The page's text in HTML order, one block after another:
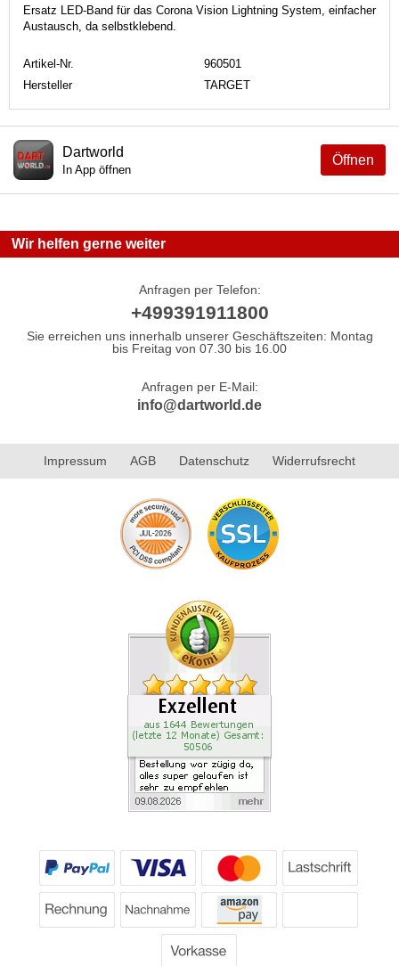
Ersatz LED-Band für das Corona Vision Lightning System, einfacher
Austausch, da selbstklebend.
Artikel-Nr.
960501
Hersteller
TARGET
Öffnen
Dartworld
In App öffnen
Wir helfen gerne weiter
Anfragen per Telefon:
+499391911800
Sie erreichen uns innerhalb unserer Geschäftszeiten: Montag
bis Freitag von 07.30 bis 16.00
Anfragen per E-Mail:
info@dartworld.de
Impressum AGB Datenschutz Widerrufsrecht